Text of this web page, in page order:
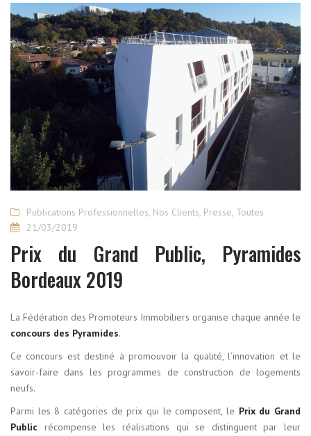
Publications Professionnelles, Nos Clients, Presse, Toutes
21/03/2019
Prix du Grand Public, Pyramides
Bordeaux 2019
La Fédération des Promoteurs Immobiliers organise chaque année le
concours des Pyramides.
Ce concours est destiné à promouvoir la qualité, l’innovation et le
savoir-faire dans les programmes de construction de logements
neufs.
Parmi les 8 catégories de prix qui le composent, le Prix du Grand
Public récompense les réalisations qui se distinguent par leur